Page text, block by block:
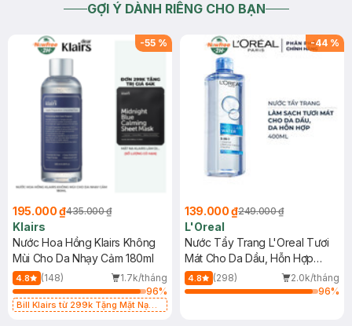
GỢI Ý DÀNH RIÊNG CHO BẠN
-55 %
195.000 ₫435.000 ₫
Klairs
Nước Hoa Hồng Klairs Không
Mùi Cho Da Nhạy Cảm 180ml
4.8 (148)
1.7k/tháng
96%
Bill Klairs từ 299k Tặng Mặt Nạ
-44 %
139.000 ₫249.000 ₫
L'Oreal
Nước Tẩy Trang L'Oreal Tươi
Mát Cho Da Dầu, Hỗn Hợp
400ml
4.8 (298)
2.0k/tháng
96%